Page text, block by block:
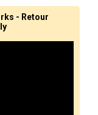
- Retour